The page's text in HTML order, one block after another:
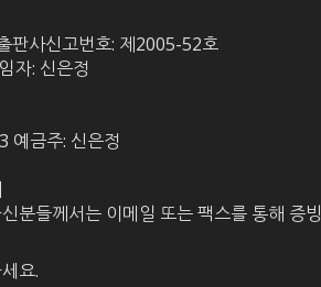
판사신고번호: 제2005-52호
자: 신은정
예금주: 신은정
분들께서는 이메일 또는 팩스를 통해 증
요.